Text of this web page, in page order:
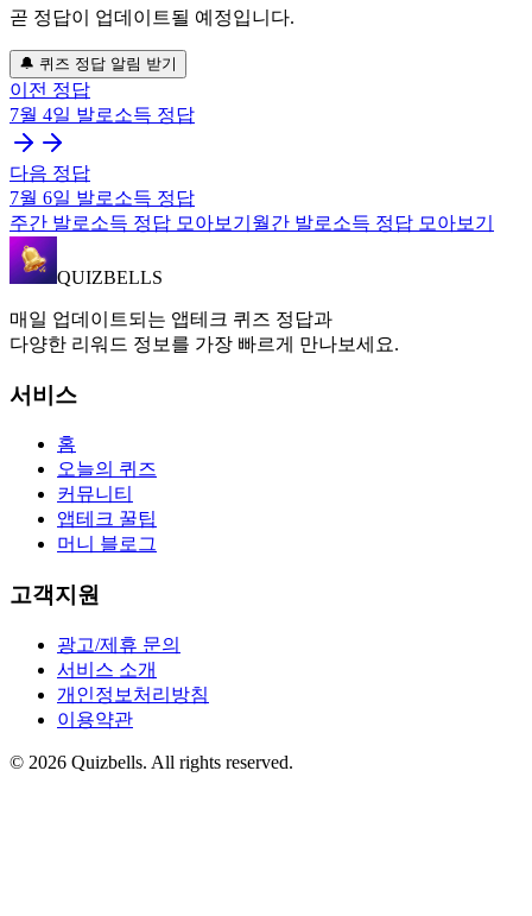
곧 정답이 업데이트될 예정입니다.
🔔 퀴즈 정답 알림 받기
이전 정답
7월 4일 발로소득 정답
다음 정답
7월 6일 발로소득 정답
주간 발로소득 정답 모아보기 월간 발로소득 정답 모아보기
QUIZBELLS
매일 업데이트되는 앱테크 퀴즈 정답과
다양한 리워드 정보를 가장 빠르게 만나보세요.
서비스
홈
오늘의 퀴즈
커뮤니티
앱테크 꿀팁
머니 블로그
고객지원
광고/제휴 문의
서비스 소개
개인정보처리방침
이용약관
© 2026 Quizbells. All rights reserved.